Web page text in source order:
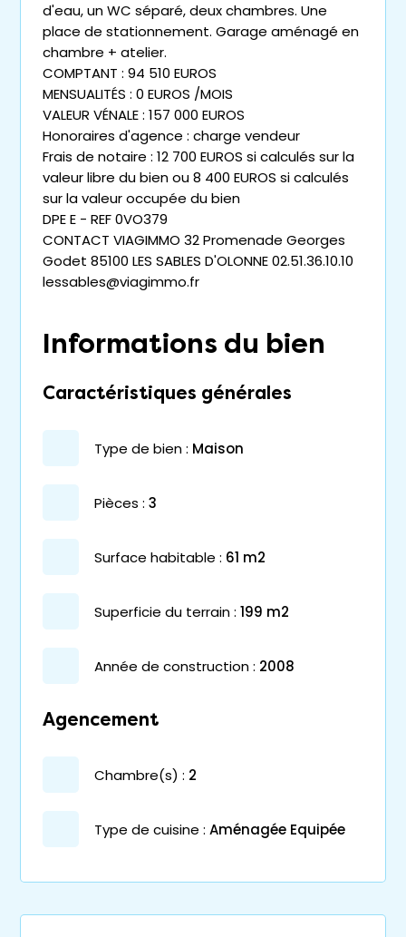
d'eau, un WC séparé, deux chambres. Une
place de stationnement. Garage aménagé en
chambre + atelier.
COMPTANT : 94 510 EUROS
MENSUALITÉS : 0 EUROS /MOIS
VALEUR VÉNALE : 157 000 EUROS
Honoraires d'agence : charge vendeur
Frais de notaire : 12 700 EUROS si calculés sur la
valeur libre du bien ou 8 400 EUROS si calculés
sur la valeur occupée du bien
DPE E - REF 0VO379
CONTACT VIAGIMMO 32 Promenade Georges
Godet 85100 LES SABLES D'OLONNE 02.51.36.10.10
lessables@viagimmo.fr
Informations du bien
Caractéristiques générales
type de bien : maison
pièces : 3
surface habitable : 61 m2
superficie du terrain : 199 m2
année de construction : 2008
Agencement
chambre(s) : 2
Type de cuisine : Aménagée Equipée